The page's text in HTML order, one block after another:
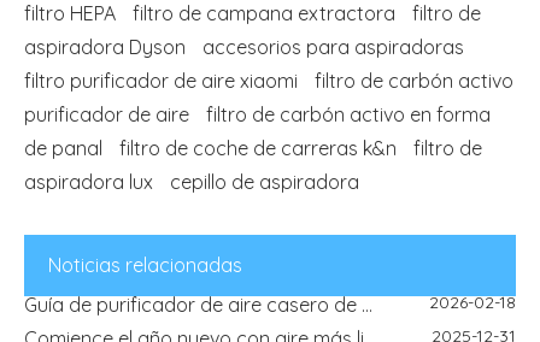
filtro HEPA
filtro de campana extractora
filtro de
aspiradora Dyson
accesorios para aspiradoras
filtro purificador de aire xiaomi
filtro de carbón activo
purificador de aire
filtro de carbón activo en forma
de panal
filtro de coche de carreras k&n
filtro de
aspiradora lux
cepillo de aspiradora
Noticias relacionadas
2026-07-03
Guía de mantenimiento y olores del filtro: olor, flujo de aire y consejos de reemplazo
Guía de purificador de aire casero de bricolaje: cómo los filtros de aire mejoran la calidad del aire interior | Filtro de cielo azul 2026-02-18
2025-12-31